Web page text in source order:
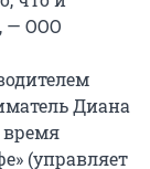
— ООО
Диана
время
(управляет